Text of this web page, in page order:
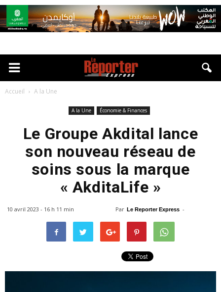
Accueil A la Une
A la Une Économie & Finances
Le Groupe Akdital lance
son nouveau réseau de
soins sous la marque
« AkditaLife »
Par Le Reporter Express -
10 avril 2023 - 16 h 11 min